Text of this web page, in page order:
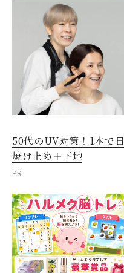
50代のUV対策！1本で日
焼け止め＋下地
PR